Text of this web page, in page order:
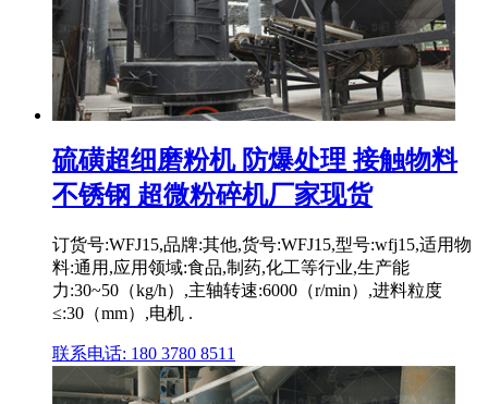
硫磺超细磨粉机 防爆处理 接触物料
不锈钢 超微粉碎机厂家现货
订货号:WFJ15,品牌:其他,货号:WFJ15,型号:wfj15,适用物
料:通用,应用领域:食品,制药,化工等行业,生产能
力:30~50（kg/h）,主轴转速:6000（r/min）,进料粒度
≤:30（mm）,电机 .
联系电话: 180 3780 8511